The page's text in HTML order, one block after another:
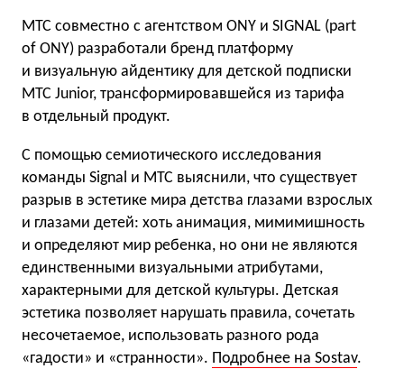
МТС совместно с агентством ONY и SIGNAL (part
of ONY) разработали бренд платформу
и визуальную айдентику для детской подписки
МТС Junior, трансформировавшейся из тарифа
в отдельный продукт.
С помощью семиотического исследования
команды Signal и МТС выяснили, что существует
разрыв в эстетике мира детства глазами взрослых
и глазами детей: хоть анимация, мимимишность
и определяют мир ребенка, но они не являются
единственными визуальными атрибутами,
характерными для детской культуры. Детская
эстетика позволяет нарушать правила, сочетать
несочетаемое, использовать разного рода
«гадости» и «странности». Подробнее на Sostav.